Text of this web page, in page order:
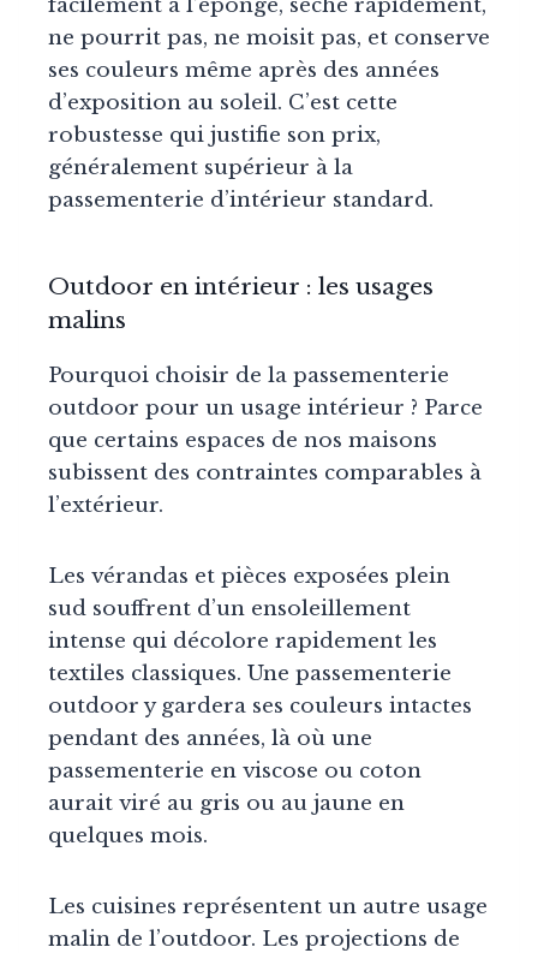
facilement à l’éponge, sèche rapidement,
ne pourrit pas, ne moisit pas, et conserve
ses couleurs même après des années
d’exposition au soleil. C’est cette
robustesse qui justifie son prix,
généralement supérieur à la
passementerie d’intérieur standard.
Outdoor en intérieur : les usages
malins
Pourquoi choisir de la passementerie
outdoor pour un usage intérieur ? Parce
que certains espaces de nos maisons
subissent des contraintes comparables à
l’extérieur.
Les vérandas et pièces exposées plein
sud souffrent d’un ensoleillement
intense qui décolore rapidement les
textiles classiques. Une passementerie
outdoor y gardera ses couleurs intactes
pendant des années, là où une
passementerie en viscose ou coton
aurait viré au gris ou au jaune en
quelques mois.
Les cuisines représentent un autre usage
malin de l’outdoor. Les projections de